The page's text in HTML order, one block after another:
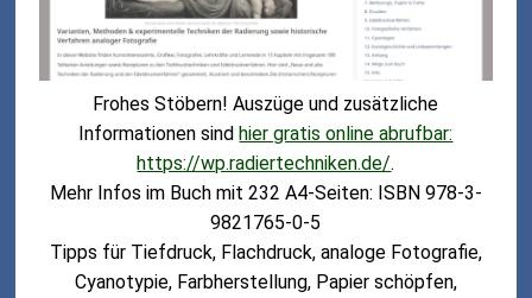
Frohes Stöbern! Auszüge und zusätzliche
Informationen sindhier gratis online abrufbar:
https://wp.radiertechniken.de/.
Mehr Infos im Buch mit 232 A4-Seiten: ISBN 978-3-
9821765-0-5
Tipps für Tiefdruck, Flachdruck, analoge Fotografie,
Cyanotypie, Farbherstellung, Papier schöpfen,